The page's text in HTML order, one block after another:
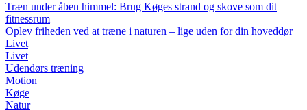
Træn under åben himmel: Brug Køges strand og skove som dit
fitnessrum
Oplev friheden ved at træne i naturen – lige uden for din hoveddør
Livet
Livet
Udendørs træning
Motion
Køge
Natur